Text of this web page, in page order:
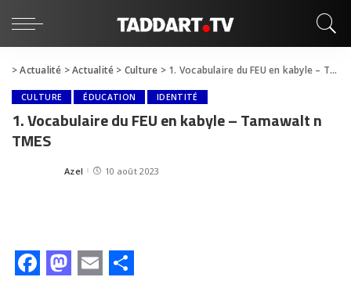
>Actualité >Actualité > Culture > 1. Vocabulaire du FEU en kabyle – Tamawalt n TMES
CULTURE ÉDUCATION IDENTITÉ
1. Vocabulaire du FEU en kabyle – Tamawalt n
TMES
Azel 10 août 2023